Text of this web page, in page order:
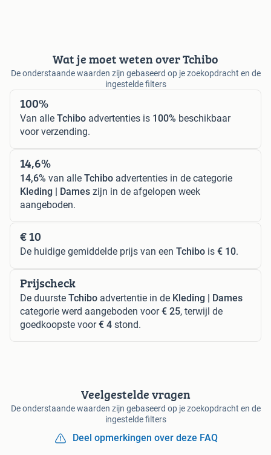
Wat je moet weten over Tchibo
De onderstaande waarden zijn gebaseerd op je zoekopdracht en de
ingestelde filters
100%
Van alle Tchibo advertenties is 100% beschikbaar
voor verzending.
14,6%
14,6% van alle Tchibo advertenties in de categorie
Kleding | Dames zijn in de afgelopen week
aangeboden.
€ 10
De huidige gemiddelde prijs van een Tchibo is € 10.
Prijscheck
De duurste Tchibo advertentie in de Kleding | Dames
categorie werd aangeboden voor€ 25, terwijl de
goedkoopste voor€ 4 stond.
Veelgestelde vragen
De onderstaande waarden zijn gebaseerd op je zoekopdracht en de
ingestelde filters
Deel opmerkingen over deze FAQ